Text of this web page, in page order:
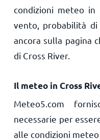
condizioni meteo in
vento, probabilità
ancora sulla pagina
di Cross River.
Il meteo in Cross
Meteo5.com
necessarie per
alle condizioni meteo